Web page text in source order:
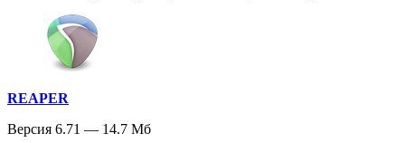
REAPER
Версия 6.71 — 14.7 Мб